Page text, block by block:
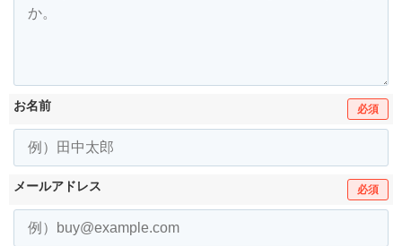
お名前 必須
メールアドレス 必須